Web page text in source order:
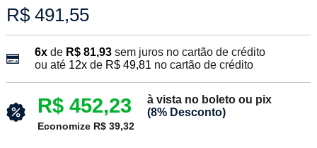
R$ 491,55
6xde R$ 81,93 sem juros no cartão de crédito
ou até 12xde R$ 49,81 no cartão de crédito
R$ 452,23
à vista no boleto ou pix
(8% Desconto)
Economize R$ 39,32